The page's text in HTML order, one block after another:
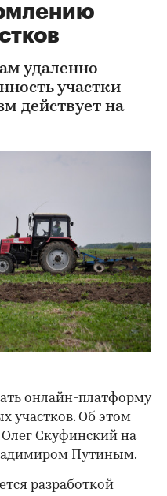
удаленно
участки
действует на
онлайн-платформу
участков. Об этом
Олег Скуфинский на
Путиным.
разработкой